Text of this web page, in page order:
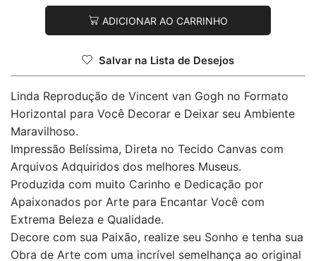
ADICIONAR AO CARRINHO
Salvar na Lista de Desejos
Linda Reprodução de Vincent van Gogh no Formato
Horizontal para Você Decorar e Deixar seu Ambiente
Maravilhoso.
Impressão Belíssima, Direta no Tecido Canvas com
Arquivos Adquiridos dos melhores Museus.
Produzida com muito Carinho e Dedicação por
Apaixonados por Arte para Encantar Você com
Extrema Beleza e Qualidade.
Decore com sua Paixão, realize seu Sonho e tenha sua
Obra de Arte com uma incrível semelhança ao original